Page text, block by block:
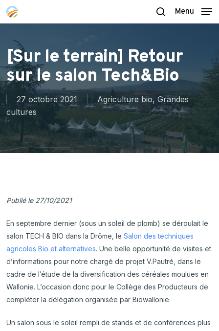
Skip
content
search
Menu
[Sur le terrain] Retour
sur le salon Tech&Bio
27 octobre 2021 Agriculture bio,Grandes
cultures
Publié le 27/10/2021
En septembre dernier (sous un soleil de plomb) se déroulait le
salon TECH & BIO dans la Drôme, leSalon des techniques
agricoles Bio et alternatives. Une belle opportunité de visites et
d’informations pour notre chargé de projet V.Pautré, dans le
cadre de l’étude de la diversification des céréales moulues en
Wallonie. L’occasion donc pour le Collège des Producteurs de
compléter la délégation organisée par Biowallonie.
Un salon sous le soleil rempli de stands et de conférences plus